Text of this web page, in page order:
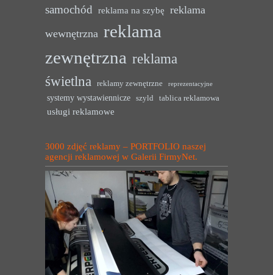
samochód reklama na szybę reklama
wewnętrzna reklama
zewnętrzna reklama
świetlna
reklamy zewnętrzne reprezentacyjne
systemy wystawiennicze szyld tablica reklamowa
usługi reklamowe
3000 zdjęć reklamy – PORTFOLIO naszej
agencji reklamowej w Galerii FirmyNet.